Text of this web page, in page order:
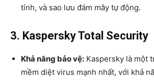
tính, và sao lưu đám mây tự động.
3. Kaspersky Total Security
Khả năng bảo vệ: Kaspersky là một
mềm diệt virus mạnh nhất, với khả